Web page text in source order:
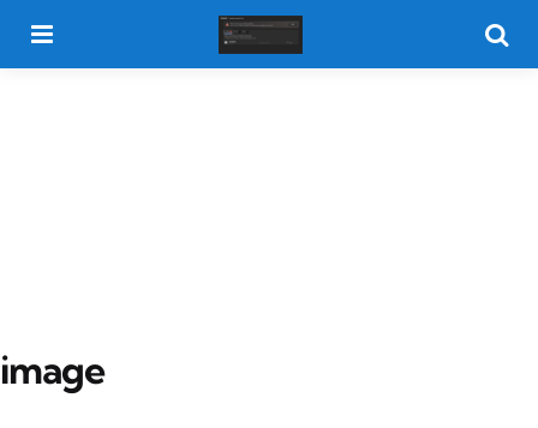
image